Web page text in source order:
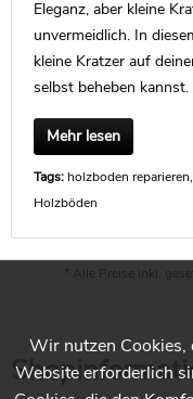
Eleganz, aber kleine
unvermeidlich. In
kleine Kratzer auf
selbst beheben kannst.
Mehr lesen
Tags:holzboden reparieren,
Holzböden
* Alle Preise inkl.
Wir nutzen Cookies,
Website erforderlich